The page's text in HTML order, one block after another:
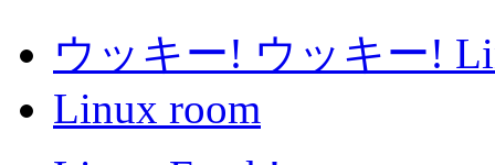
ウッキー! ウッキー!
Linux room